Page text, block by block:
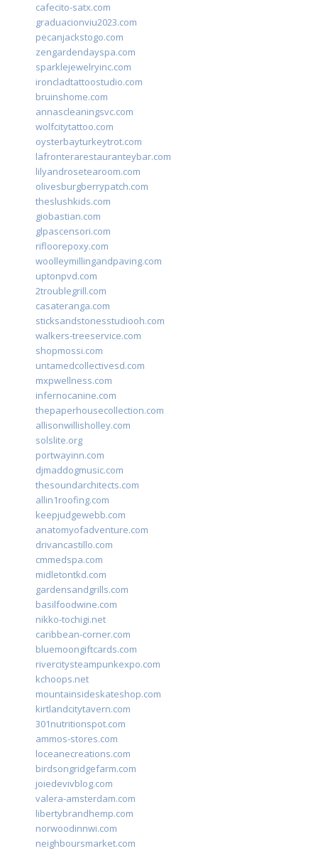
cafecito-satx.com
graduacionviu2023.com
pecanjackstogo.com
zengardendayspa.com
sparklejewelryinc.com
ironcladtattoostudio.com
bruinshome.com
annascleaningsvc.com
wolfcitytattoo.com
oysterbayturkeytrot.com
lafronterarestauranteybar.com
lilyandrosetearoom.com
olivesburgberrypatch.com
theslushkids.com
giobastian.com
glpascensori.com
rifloorepoxy.com
woolleymillingandpaving.com
uptonpvd.com
2troublegrill.com
casateranga.com
sticksandstonesstudiooh.com
walkers-treeservice.com
shopmossi.com
untamedcollectivesd.com
mxpwellness.com
infernocanine.com
thepaperhousecollection.com
allisonwillisholley.com
solslite.org
portwayinn.com
djmaddogmusic.com
thesoundarchitects.com
allin1roofing.com
keepjudgewebb.com
anatomyofadventure.com
drivancastillo.com
cmmedspa.com
midletontkd.com
gardensandgrills.com
basilfoodwine.com
nikko-tochigi.net
caribbean-corner.com
bluemoongiftcards.com
rivercitysteampunkexpo.com
kchoops.net
mountainsideskateshop.com
kirtlandcitytavern.com
301nutritionspot.com
ammos-stores.com
loceanecreations.com
birdsongridgefarm.com
joiedevivblog.com
valera-amsterdam.com
libertybrandhemp.com
norwoodinnwi.com
neighboursmarket.com